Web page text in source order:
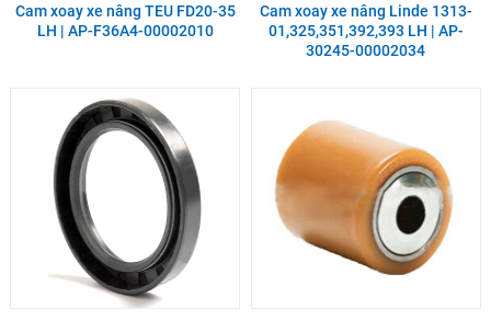
Cam xoay xe nâng TEU FD20-35
LH | AP-F36A4-00002010
Cam xoay xe nâng Linde 1313-
01,325,351,392,393 LH | AP-
30245-00002034